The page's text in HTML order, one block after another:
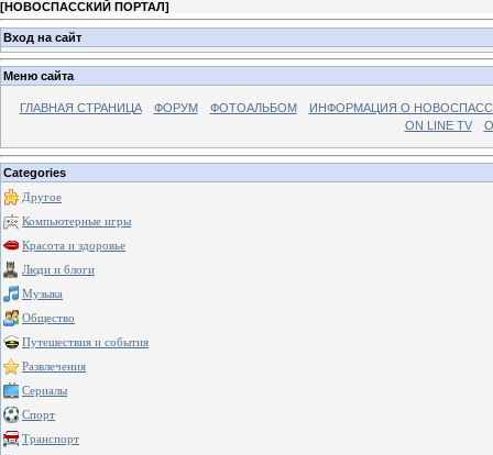
[НОВОСПАССКИЙ ПОРТАЛ]
Вход на сайт
Меню сайта
ГЛАВНАЯ СТРАНИЦА ФОРУМ ФОТОАЛЬБОМ
ИНФОРМАЦИЯ О
ON LINE TV
Categories
Другое
Компьютерные игры
Красота и здоровье
Люди и блоги
Музыка
Общество
Путешествия и события
Развлечения
Сериалы
Спорт
Транспорт